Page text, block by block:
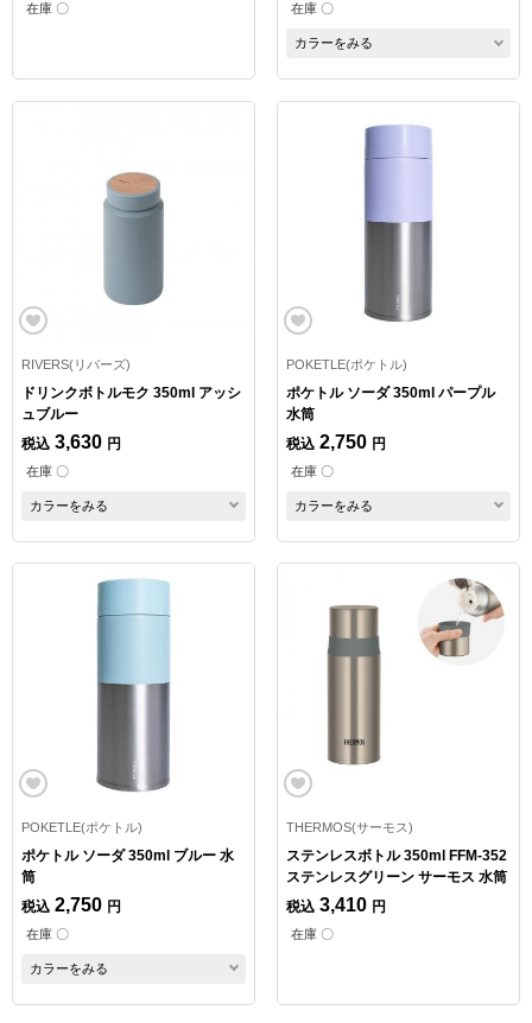
在庫 〇 在庫 〇
カラーをみる
RIVERS(リバーズ)
ドリンクボトルモク 350ml アッシ
ュブルー
税込 3,630 円
在庫 〇
カラーをみる
POKETLE(ポケトル)
ポケトル ソーダ 350ml パープル
水筒
税込 2,750 円
在庫 〇
カラーをみる
POKETLE(ポケトル)
ポケトル ソーダ 350ml ブルー 水
筒
税込 2,750 円
在庫 〇
カラーをみる
THERMOS(サーモス)
ステンレスボトル 350ml FFM-352
ステンレスグリーン サーモス 水筒
税込 3,410 円
在庫 〇